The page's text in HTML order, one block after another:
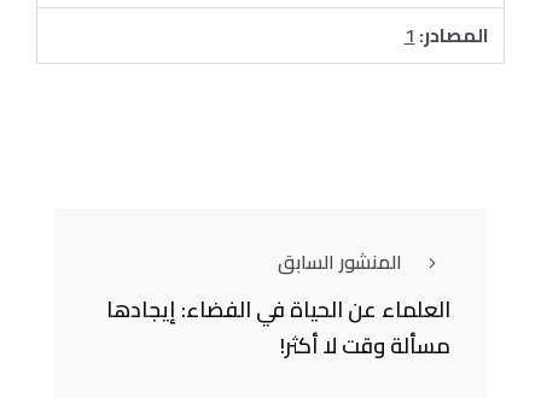
المصادر:1
المنشور السابق
العلماء عن الحياة في الفضاء: إيجادها
مسألة وقت لا أكثر!